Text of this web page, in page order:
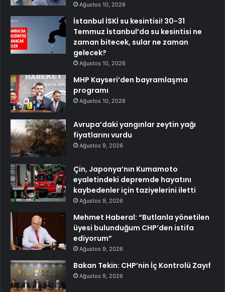
Ağustos 10, 2026
İstanbul İSKİ su kesintisi! 30-31
Temmuz İstanbul’da su kesintisi ne
zaman bitecek, sular ne zaman
gelecek?
Ağustos 10, 2026
MHP Kayseri’den bayramlaşma
programı
Ağustos 10, 2026
Avrupa’daki yangınlar zeytin yağı
fiyatlarını vurdu
Ağustos 9, 2026
Çin, Japonya’nın Kumamoto
eyaletindeki depremde hayatını
kaybedenler için taziyelerini iletti
Ağustos 9, 2026
Mehmet Haberal: “Butlanla yönetilen
üyesi bulunduğum CHP’den istifa
ediyorum”
Ağustos 9, 2026
Bakan Tekin: CHP’nin İç Kontrolü Zayıf
Ağustos 9, 2026